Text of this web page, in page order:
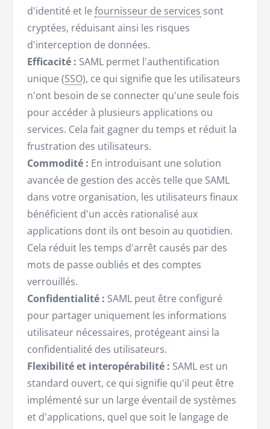
d'identité et le fournisseur de services sont
cryptées, réduisant ainsi les risques
d'interception de données.
Efficacité : SAML permet l'authentification
unique (SSO), ce qui signifie que les utilisateurs
n'ont besoin de se connecter qu'une seule fois
pour accéder à plusieurs applications ou
services. Cela fait gagner du temps et réduit la
frustration des utilisateurs.
Commodité : En introduisant une solution
avancée de gestion des accès telle que SAML
dans votre organisation, les utilisateurs finaux
bénéficient d'un accès rationalisé aux
applications dont ils ont besoin au quotidien.
Cela réduit les temps d'arrêt causés par des
mots de passe oubliés et des comptes
verrouillés.
Confidentialité : SAML peut être configuré
pour partager uniquement les informations
utilisateur nécessaires, protégeant ainsi la
confidentialité des utilisateurs.
Flexibilité et interopérabilité : SAML est un
standard ouvert, ce qui signifie qu'il peut être
implémenté sur un large éventail de systèmes
et d'applications, quel que soit le langage de